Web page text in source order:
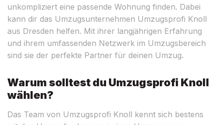
unkompliziert eine passende Wohnung finden. Dabei
kann dir das Umzugsunternehmen Umzugsprofi Knoll
aus Dresden helfen. Mit ihrer langjährigen Erfahrung
und ihrem umfassenden Netzwerk im Umzugsbereich
sind sie der perfekte Partner für deinen Umzug.
Warum solltest du Umzugsprofi Knoll
wählen?
Das Team von Umzugsprofi Knoll kennt sich bestens